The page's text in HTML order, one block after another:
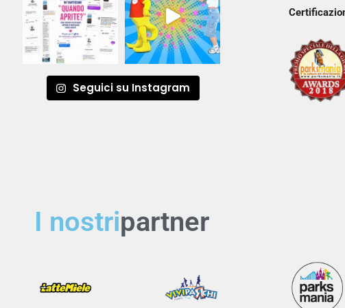
Seguici su Instagram
I nostripartner